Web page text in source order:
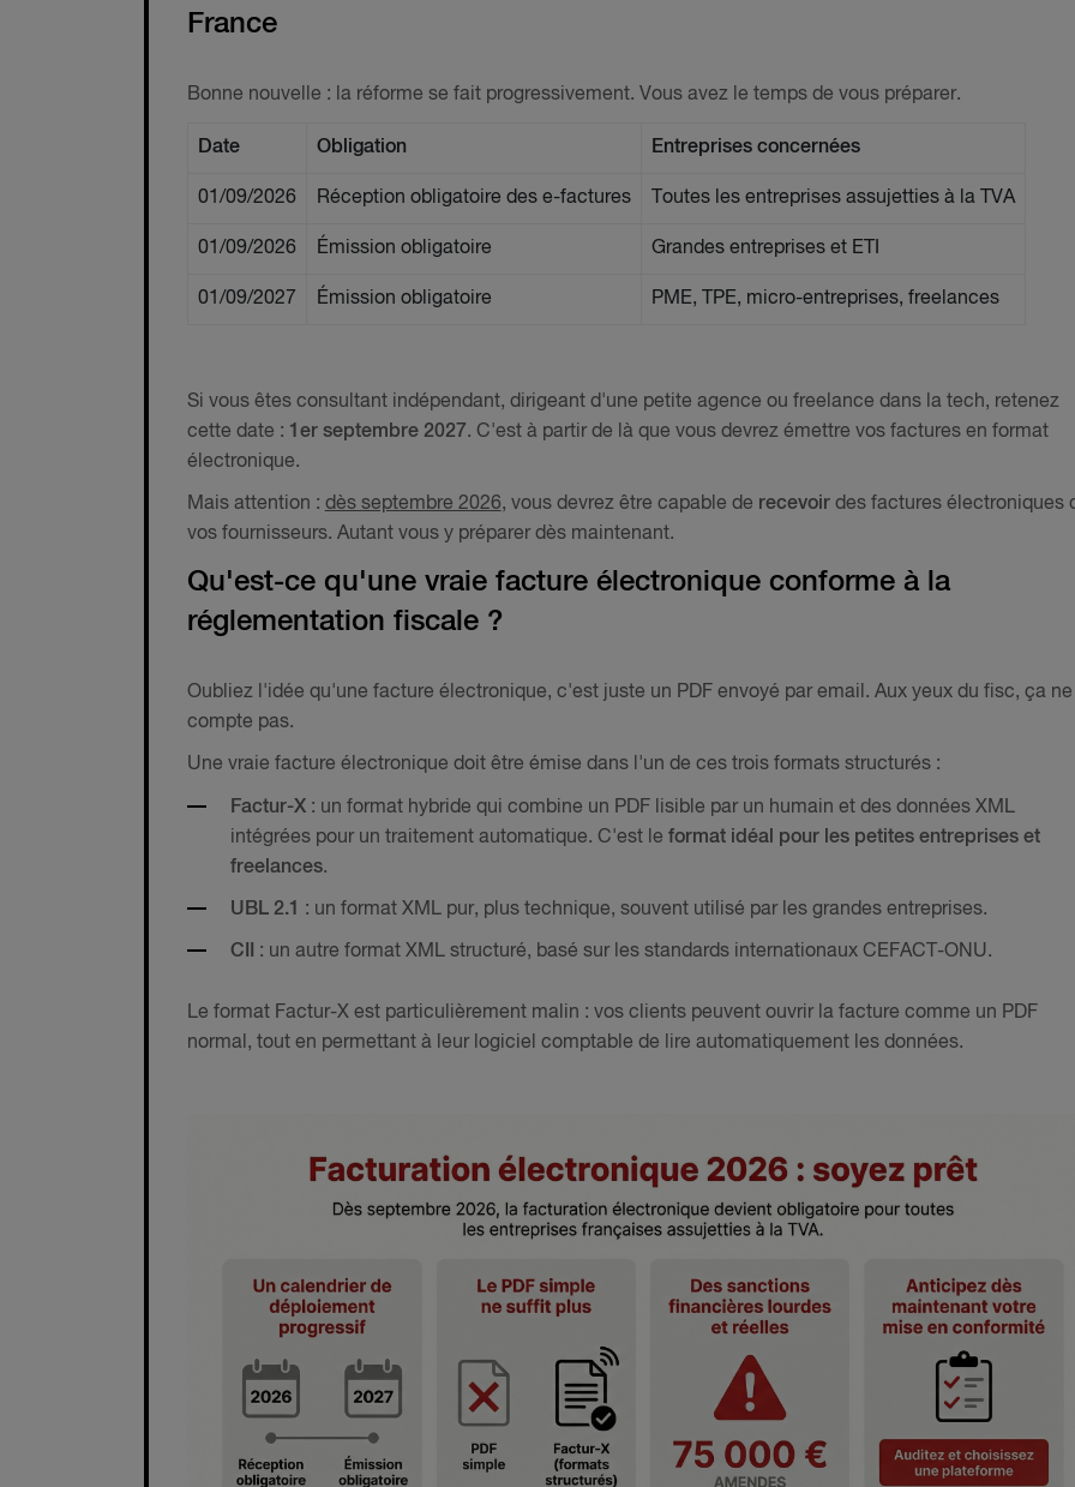
France
Bonne nouvelle : la réforme se fait progressivement. Vous avez le temps de vous préparer.
Date Obligation Entreprises concernées
01/09/2026 Réception obligatoire des e-factures Toutes les entreprises assujetties à la TVA
01/09/2026 Émission obligatoire Grandes entreprises et ETI
01/09/2027 Émission obligatoire PME, TPE, micro-entreprises, freelances
Si vous êtes consultant indépendant, dirigeant d'une petite agence ou freelance dans la tech, retenez
cette date : 1er septembre 2027. C'est à partir de là que vous devrez émettre vos factures en format
électronique.
Mais attention : dès septembre 2026, vous devrez être capable de recevoirdes factures électroniques
vos fournisseurs. Autant vous y préparer dès maintenant.
Qu'est-ce qu'une vraie facture électronique conforme à la
réglementation fiscale ?
Oubliez l'idée qu'une facture électronique, c'est juste un PDF envoyé par email. Aux yeux du fisc, ça ne
compte pas.
Une vraie facture électronique doit être émise dans l'un de ces trois formats structurés :
Factur-X : un format hybride qui combine un PDF lisible par un humain et des données XML
intégrées pour un traitement automatique. C'est le format idéal pour les petites entreprises et
freelances.
UBL 2.1 : un format XML pur, plus technique, souvent utilisé par les grandes entreprises.
CII : un autre format XML structuré, basé sur les standards internationaux CEFACT-ONU.
Le format Factur-X est particulièrement malin : vos clients peuvent ouvrir la facture comme un PDF
normal, tout en permettant à leur logiciel comptable de lire automatiquement les données.